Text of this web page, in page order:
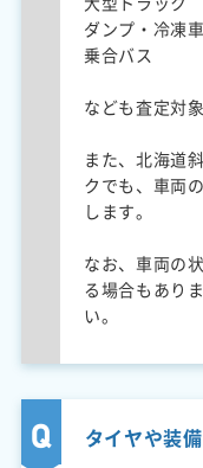
ダンプ・冷凍
乗合バス
なども査定対象
また、北海道
クでも、車両
します。
なお、車両の
る場合もあり
い。
タイヤや装